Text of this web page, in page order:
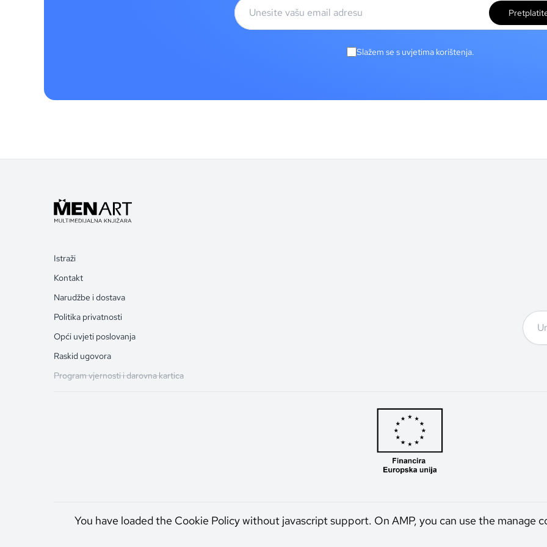
Slažem se s uvjetima korištenja.
Istraži
Kontakt
Narudžbe i dostava
Politika privatnosti
Opći uvjeti poslovanja
Raskid ugovora
Program vjernosti i darovna kartica
You have loaded the Cookie Policy without javascript support. On AMP, you can use the